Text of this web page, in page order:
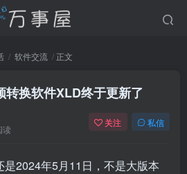
软件交流 正文
转换软件XLD终于更新了
读
关注 私信
2024年5月11日，不是大版本